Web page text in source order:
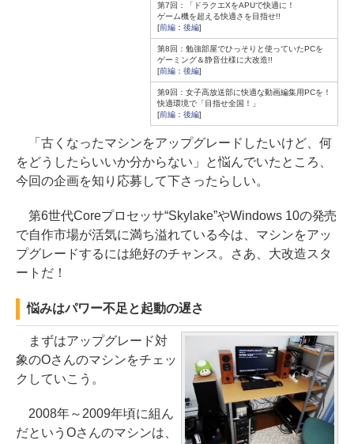
第7回：「ドラクエXをAPUで快適に！
ゲーム機を超える快適さを目指せ!!
[前編： 後編]
第8回：勉強部屋でひっそりと使っていたPCを
ゲーミング＆静音仕様に大改造!!
[前編： 後編]
第9回：女子高放送部に快適な動画編集用PCを！
快適環境で「目指せ全国！」
[前編： 後編]
「古くなったマシンをアップグレードしたいけど、何
をどうしたらいいか分からない」と悩んでいたところ、
今回の企画を知り応募して下さったらしい。
第6世代Coreプロセッサ“Skylake”やWindows 10の発売
で自作市場が活気に満ち溢れている今は、マシンをアッ
プグレードするには絶好のチャンス。さあ、大改造スタ
ートだ！
悩みはパワー不足と起動の遅さ
まずはアップグレード対
象のOさんのマシンをチェッ
クしていこう。
2008年～2009年頃に組ん
だというOさんのマシンは、